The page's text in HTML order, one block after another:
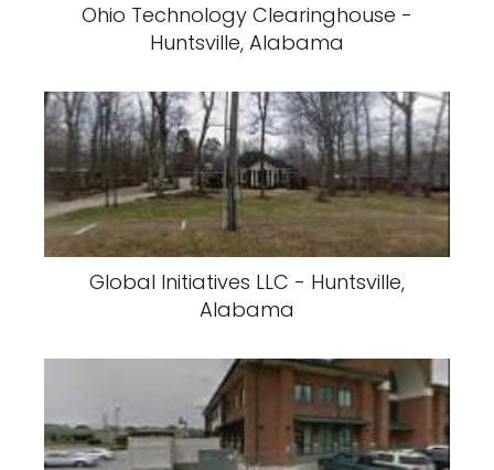
Ohio Technology Clearinghouse -
Huntsville, Alabama
Global Initiatives LLC - Huntsville,
Alabama